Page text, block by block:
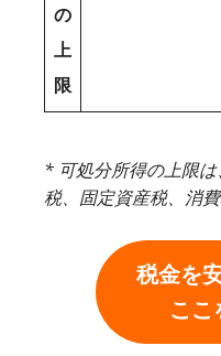
の
上
限
* 可処分所得の上限
税、固定資産税、消
税金を
ここ